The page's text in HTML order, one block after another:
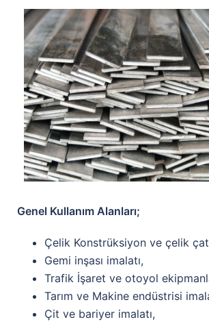
Genel Kullanım Alanları;
Çelik Konstrüksiyon ve çelik
Gemi inşası imalatı,
Trafik İşaret ve otoyol
Tarım ve Makine endüstrisi
Çit ve bariyer imalatı,